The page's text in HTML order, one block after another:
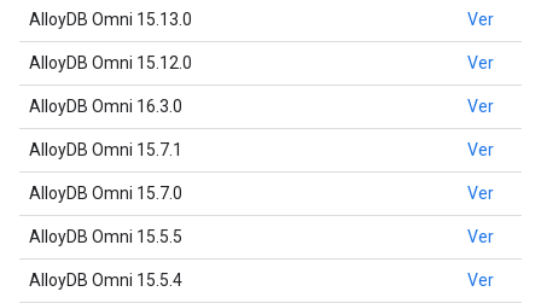
AlloyDB Omni 15.13.0 Ver
AlloyDB Omni 15.12.0 Ver
AlloyDB Omni 16.3.0 Ver
AlloyDB Omni 15.7.1 Ver
AlloyDB Omni 15.7.0 Ver
AlloyDB Omni 15.5.5 Ver
AlloyDB Omni 15.5.4 Ver